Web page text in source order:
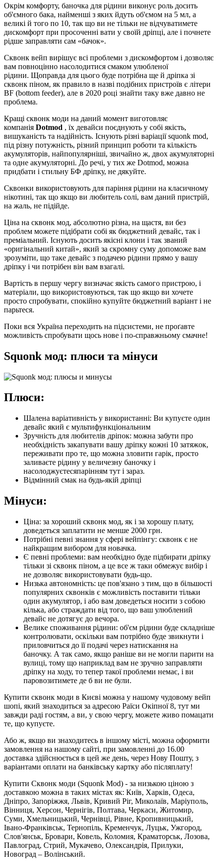
Окрім комфорту, баночка для рідини виконує роль досить
об'ємного бака, найменші з яких йдуть об'ємом на 5 мл, а
великі й того по 10, так що ви не тільки не відчуватимете
дискомфорт при просоченні вати у своїй дріпці, але і почнете
рідше заправляти сам «бачок».
Сквонк вейп вирішує всі проблеми з дискомфортом і дозволяє
вам повноцінно насолодитися смаком улюбленої
рідини. Щоправда для цього буде потрібна ще й дріпка зі
сквонк піном, як правило в назві подібних пристроїв є літери
BF (bottom feeder), але в 2020 році знайти таку вже давно не
проблема.
Кращі сквонк моди на даний момент виготовляє
компанія Dotmod , їх девайси поєднують у собі якість,
вишуканість та надійність. Існують різні варіації squonk mod,
під різну потужність, різний принцип роботи та кількість
акумуляторів, найпопулярніші, звичайно ж, двох акумуляторні
та одне акумуляторні. До речі, у тих же Dotmod, можна
придбати і стильну БФ дріпку, не дякуйте.
Сквонки використовують для паріння рідини на класичному
нікотині, так що якщо ви любитель солі, вам даний пристрій,
на жаль, не підійде.
Ціна на сквонк мод, абсолютно різна, на щастя, ви без
проблем можете підібрати собі як бюджетний девайс, так і
преміальний. Існують досить якісні клони і так званий
«оригінальний китай», який за скромну суму допоможе вам
зрозуміти, що таке девайс з подачею рідини прямо у вашу
дріпку і чи потрібен він вам взагалі.
Вартість в першу чергу визначає якість самого пристрою, і
матеріали, що використовуються, так що якщо ви хочете
просто спробувати, спокійно купуйте бюджетний варіант і не
парьтеся.
Поки вся Україна переходить на підсистеми, не проґавте
можливість спробувати щось нове і по-справжньому смачне!
Squonk мод: плюси та мінуси
Плюси:
Шалена варіативність у використанні: Ви купуєте один
девайс який є мультифункціональним
Зручність для любителів дріпок: можна забути про
необхідність закапувати вашу дріпку кожні 10 затяжок,
переживати про те, що можна зловити гарік, просто
заливаєте рідину у величезну баночку і
насолоджуєтесяпарінням тут і зараз.
Відмінний смак на будь-якій дріпці
Мінуси:
Ціна: за хороший сквонк мод, як і за хорошу плату,
доведеться заплатити не менше 2000 грн.
Потрібні певні знання у сфері вейпінгу: сквонк є не
найкращим вибором для новачка.
Є певні проблеми: вам необхідно буде підбирати дріпку
тільки зі сквонк піном, а це все ж таки обмежує вибір і
не дозволяє використовувати будь-що.
Низька автономність: це пов'язано з тим, що в більшості
популярних сквонків є можливість поставити тільки
один акумулятор, і або вам доведеться носити з собою
кілька, або страждати від того, що ваш улюблений
девайс не дотягує до вечора.
Велике споживання рідини: об'єм рідини буде складніше
контролювати, оскільки вам потрібно буде звикнути і
приловчиться до її подачі через натискання на
баночку. А так само, якщо раніше ви не могли парити на
вулиці, тому що наприклад вам не зручно заправляти
дріпку на ходу, то тепер такої проблеми немає, і ви
паровозитимете де б ви не були.
Купити сквонк моди в Києві можна у нашому чудовому вейп
шопі, який знаходиться за адресою Раїси Окіпної 8, тут ми
завжди раді гостям, а ви, у свою чергу, можете живо помацати
те, що купуєте.
Або ж, якщо ви знаходитесь в іншому місті, можна оформити
замовлення на нашому сайті, при замовленні до 16.00
доставка здійснюється в цей же день, через Нову Пошту, з
варіантами оплати на банківську картку або післяплату!
Купити Сквонк моди (Squonk Mod) - за низькою ціною з
доставкою можна в таких містах як: Київ, Харків, Одеса,
Дніпро, Запоріжжя, Львів, Кривий Ріг, Миколаїв, Маріуполь,
Вінниця, Херсон, Чернігів, Полтава, Черкаси, Житомир,
Суми, Хмельницький, Чернівці, Рівне, Кропивницький,
Івано-Франківськ, Тернопіль, Кременчук, Луцьк, Ужгород,
Слов'янськ, Бровари, Ковель, Коломия, Краматорськ, Лозова,
Павлоград, Стрий, Мукачево, Олександрія, Прилуки,
Новоград – Волінський.